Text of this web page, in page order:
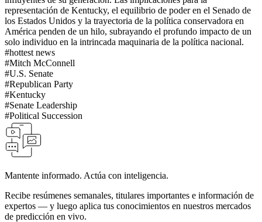
representación de Kentucky, el equilibrio de poder en el Senado de
los Estados Unidos y la trayectoria de la política conservadora en
América penden de un hilo, subrayando el profundo impacto de un
solo individuo en la intrincada maquinaria de la política nacional.
#hottest news
#Mitch McConnell
#U.S. Senate
#Republican Party
#Kentucky
#Senate Leadership
#Political Succession
Mantente informado. Actúa con inteligencia.
Recibe resúmenes semanales, titulares importantes e información de
expertos — y luego aplica tus conocimientos en nuestros mercados
de predicción en vivo.